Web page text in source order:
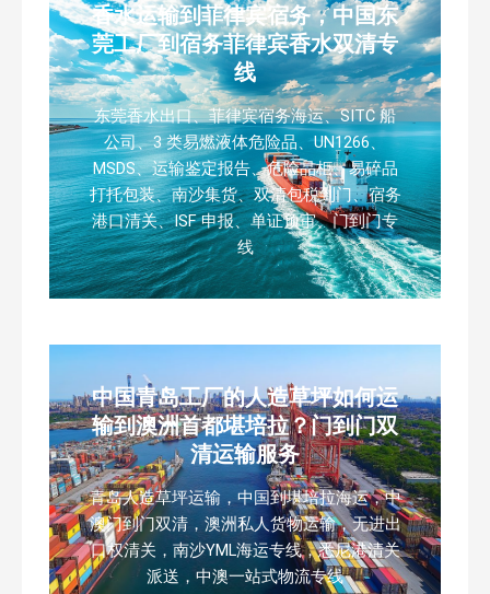
香水运输到菲律宾宿务，中国东
莞工厂到宿务菲律宾香水双清专
线
东莞香水出口、菲律宾宿务海运、SITC 船
公司、3 类易燃液体危险品、UN1266、
MSDS、运输鉴定报告、危险品柜、易碎品
打托包装、南沙集货、双清包税到门、宿务
港口清关、ISF 申报、单证预审、门到门专
线
中国青岛工厂的人造草坪如何运
输到澳洲首都堪培拉？门到门双
清运输服务
青岛人造草坪运输，中国到堪培拉海运，中
澳门到门双清，澳洲私人货物运输，无进出
口权清关，南沙YML海运专线，悉尼港清关
派送，中澳一站式物流专线